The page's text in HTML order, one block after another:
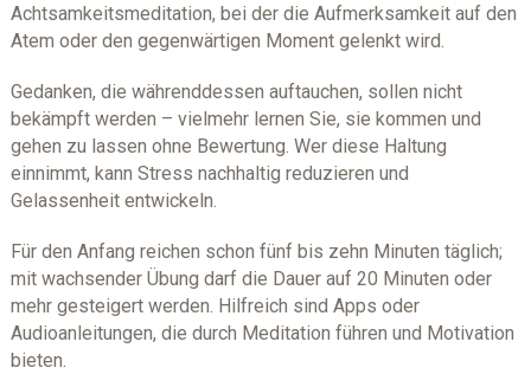
Achtsamkeitsmeditation, bei der die Aufmerksamkeit auf den
Atem oder den gegenwärtigen Moment gelenkt wird.
Gedanken, die währenddessen auftauchen, sollen nicht
bekämpft werden – vielmehr lernen Sie, sie kommen und
gehen zu lassen ohne Bewertung. Wer diese Haltung
einnimmt, kann Stress nachhaltig reduzieren und
Gelassenheit entwickeln.
Für den Anfang reichen schon fünf bis zehn Minuten täglich;
mit wachsender Übung darf die Dauer auf 20 Minuten oder
mehr gesteigert werden. Hilfreich sind Apps oder
Audioanleitungen, die durch Meditation führen und Motivation
bieten.